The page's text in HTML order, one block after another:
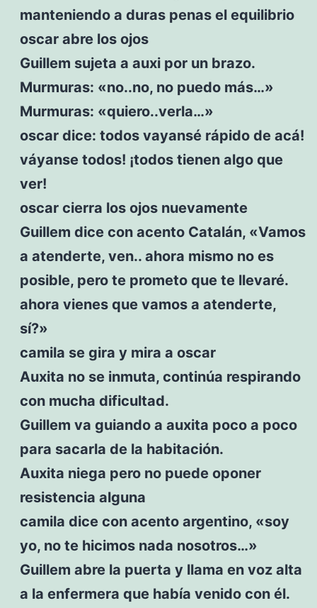
manteniendo a duras penas el equilibrio
oscar abre los ojos
Guillem sujeta a auxi por un brazo.
Murmuras: «no..no, no puedo más…»
Murmuras: «quiero..verla…»
oscar dice: todos vayansé rápido de acá!
váyanse todos! ¡todos tienen algo que
ver!
oscar cierra los ojos nuevamente
Guillem dice con acento Catalán, «Vamos
a atenderte, ven.. ahora mismo no es
posible, pero te prometo que te llevaré.
ahora vienes que vamos a atenderte,
sí?»
camila se gira y mira a oscar
Auxita no se inmuta, continúa respirando
con mucha dificultad.
Guillem va guiando a auxita poco a poco
para sacarla de la habitación.
Auxita niega pero no puede oponer
resistencia alguna
camila dice con acento argentino, «soy
yo, no te hicimos nada nosotros…»
Guillem abre la puerta y llama en voz alta
a la enfermera que había venido con él.